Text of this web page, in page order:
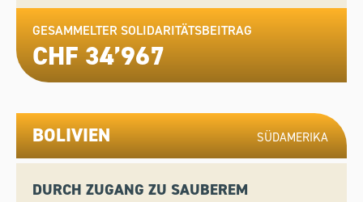
VAL DE BAGNES,VANDOEUVRES,WOHLEN BEI
BERN
GESAMMELTER SOLIDARITÄTSBEITRAG
CHF 34’967
BOLIVIEN SÜDAMERIKA
DURCH ZUGANG ZU SAUBEREM